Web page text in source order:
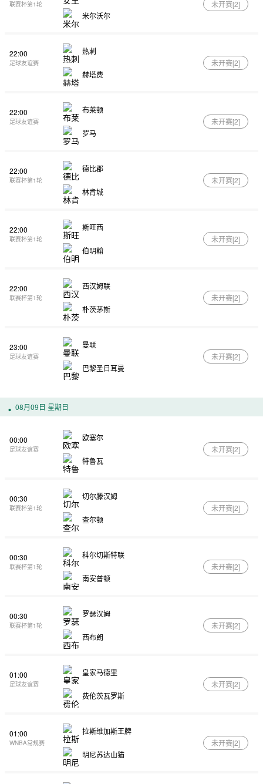
联赛杯第1轮
米尔沃尔
未开赛[2]
22:00
足球友谊赛
热刺
赫塔费
未开赛[2]
22:00
足球友谊赛
布莱顿
罗马
未开赛[2]
22:00
联赛杯第1轮
德比郡
林肯城
未开赛[2]
22:00
联赛杯第1轮
斯旺西
伯明翰
未开赛[2]
22:00
联赛杯第1轮
西汉姆联
朴茨茅斯
未开赛[2]
23:00
足球友谊赛
曼联
巴黎圣日耳曼
未开赛[2]
08月09日 星期日
00:00
足球友谊赛
欧塞尔
特鲁瓦
未开赛[2]
00:30
联赛杯第1轮
切尔滕汉姆
查尔顿
未开赛[2]
00:30
联赛杯第1轮
科尔切斯特联
南安普顿
未开赛[2]
00:30
联赛杯第1轮
罗瑟汉姆
西布朗
未开赛[2]
01:00
足球友谊赛
皇家马德里
费伦茨瓦罗斯
未开赛[2]
01:00
WNBA常规赛
拉斯维加斯王牌
明尼苏达山猫
未开赛[2]